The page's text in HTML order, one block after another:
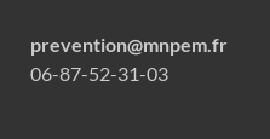
prevention@mnpem.fr
06-87-52-31-03